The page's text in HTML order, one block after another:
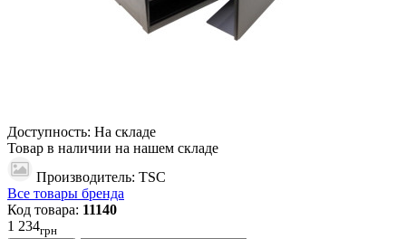
Доступность: На складе
Товар в наличии на нашем складе
Производитель: TSC
Все товары бренда
Код товара: 11140
1 234грн